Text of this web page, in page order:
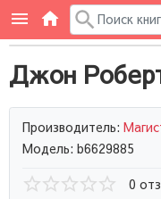
Джон
Производитель:
Модель: b6629885
0